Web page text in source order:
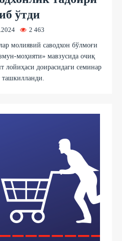
ўтди
2 463
молиявий саводхон бўлмоғи
моҳияти» мавзусида очиқ
лойиҳаси доирасидаги семинар
ташкилланди.